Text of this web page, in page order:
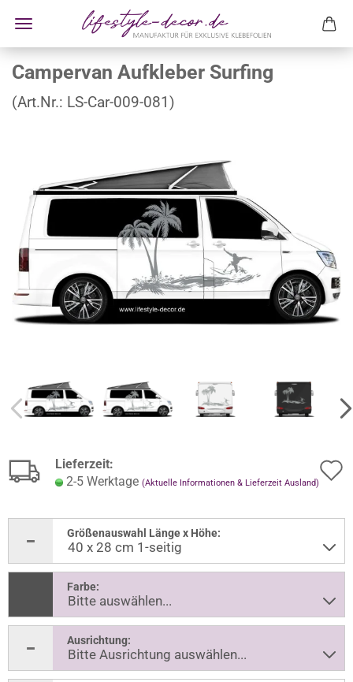
Campervan Aufkleber Surfing
(Art.Nr.: LS-Car-009-081)
Lieferzeit:
2-5 Werktage (Aktuelle Informationen & Lieferzeit Ausland)
Größenauswahl Länge x Höhe:
Farbe:
Ausrichtung: